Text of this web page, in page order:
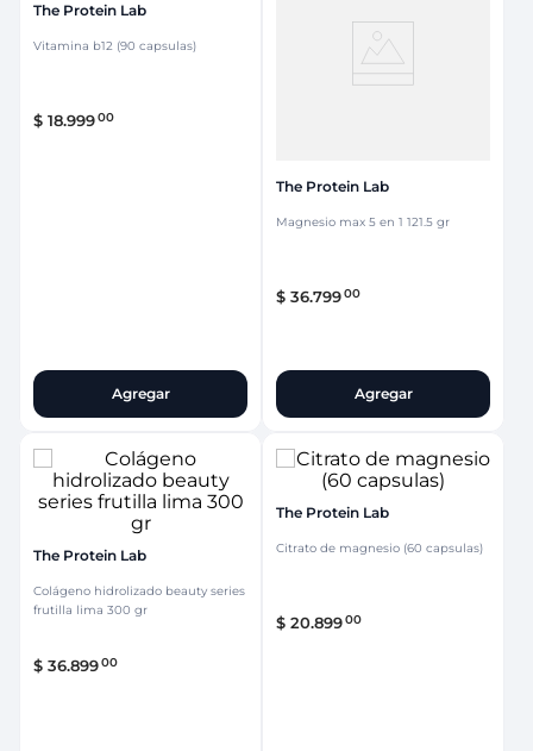
The Protein Lab
Vitamina b12 (90 capsulas)
$ 18.99900
Agregar
The Protein Lab
Magnesio max 5 en 1 121.5 gr
$ 36.79900
Agregar
The Protein Lab
Colágeno hidrolizado beauty series
frutilla lima 300 gr
$ 36.89900
The Protein Lab
Citrato de magnesio (60 capsulas)
$ 20.89900